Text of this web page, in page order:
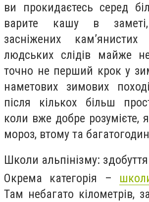
ви прокидаєтесь серед
варите кашу в
засніжених
людських слідів майже
точно не перший крок у
наметових зимових
після кількох більш
коли вже добре розумієте,
мороз, втому та
Школи альпінізму:
Окрема категорія –
Там небагато кілометрів,